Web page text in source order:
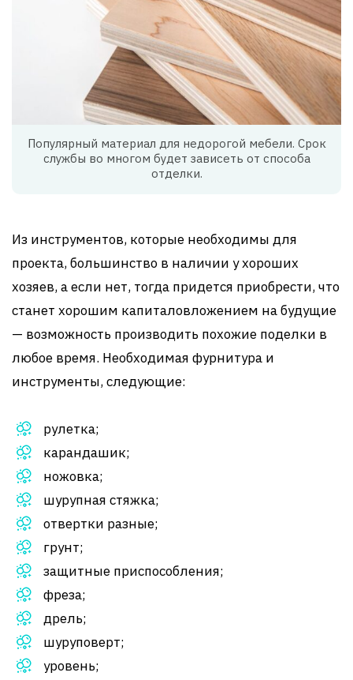
Популярный материал для недорогой мебели. Срок
службы во многом будет зависеть от способа
отделки.
Из инструментов, которые необходимы для
проекта, большинство в наличии у хороших
хозяев, а если нет, тогда придется приобрести, что
станет хорошим капиталовложением на будущие
— возможность производить похожие поделки в
любое время. Необходимая фурнитура и
инструменты, следующие:
рулетка;
карандашик;
ножовка;
шурупная стяжка;
отвертки разные;
грунт;
защитные приспособления;
фреза;
дрель;
шуруповерт;
уровень;